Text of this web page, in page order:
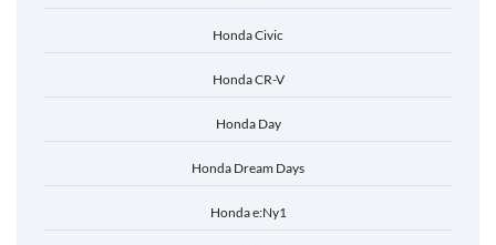
Honda Civic
Honda CR-V
Honda Day
Honda Dream Days
Honda e:Ny1